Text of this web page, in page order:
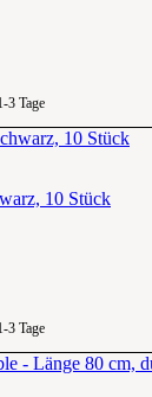
3 Tage
10 Stück
3 Tage